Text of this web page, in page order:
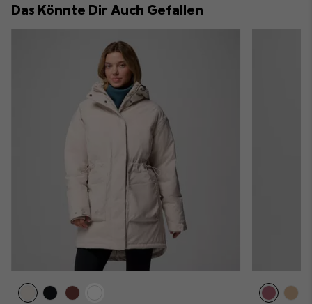
Das Könnte Dir Auch Gefallen